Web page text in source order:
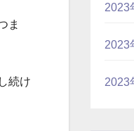
ま
続け
2023
2023
2023